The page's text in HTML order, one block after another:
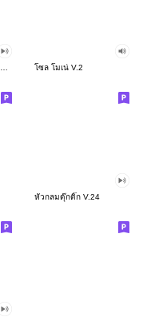
ดึ๊บ ดึ๊บ มีเสียงแน้ววว ยี่สิบสอง โซล โมเน่ V.2
หัวกลมดุ๊กดิ๊ก V.24